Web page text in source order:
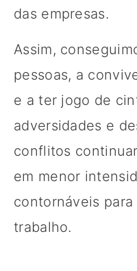
das empresas.
Assim,
pessoas, a
e a ter jogo de
adversidades e
conflitos
em menor
contornáveis
trabalho.